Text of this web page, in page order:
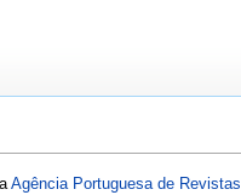
Agência Portuguesa de Revistas